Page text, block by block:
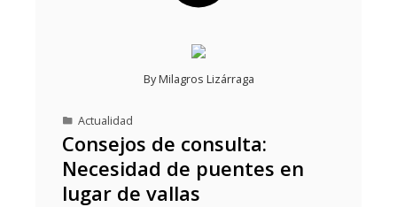
ByMilagros Lizárraga
Actualidad
Consejos de consulta:
Necesidad de puentes en
lugar de vallas